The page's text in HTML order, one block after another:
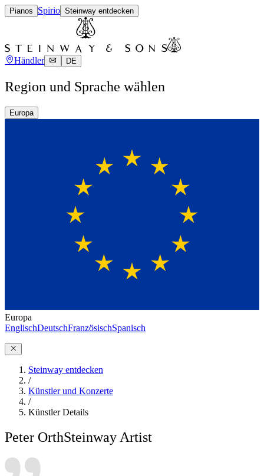
Pianos Spirio Steinway entdecken
Händler DE
Region und Sprache wählen
Europa
Europa
EnglischDeutschFranzösischSpanisch
Steinway entdecken
/
Künstler und Konzerte
/
Künstler Details
Peter OrthSteinway Artist